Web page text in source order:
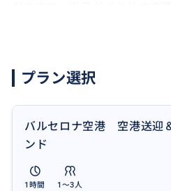
空港バス 片道 1人 約8€
深夜 22:00ー 朝 8:00までの
4人以上の場合おひとり様＋
プラン選択
バルセロナ空港 空港送迎
ンド
1時間 1〜3人